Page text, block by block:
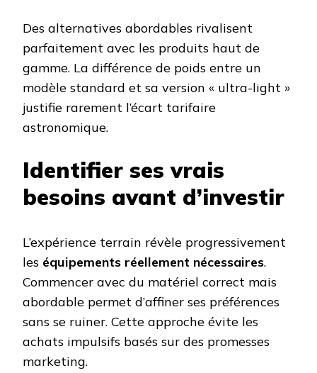
Des alternatives abordables rivalisent
parfaitement avec les produits haut de
gamme. La différence de poids entre un
modèle standard et sa version « ultra-light »
justifie rarement l’écart tarifaire
astronomique.
Identifier ses vrais
besoins avant d’investir
L’expérience terrain révèle progressivement
les équipements réellement nécessaires.
Commencer avec du matériel correct mais
abordable permet d’affiner ses préférences
sans se ruiner. Cette approche évite les
achats impulsifs basés sur des promesses
marketing.